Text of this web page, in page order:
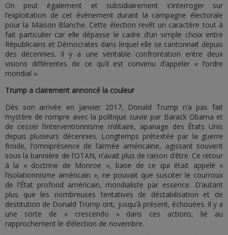
On peut également et subsidiairement s’interroger sur
l’exploitation de cet événement durant la campagne électorale
pour la Maison Blanche. Cette élection revêt un caractère tout à
fait particulier car elle dépasse le cadre d’un simple choix entre
Républicains et Démocrates dans lequel elle se cantonnait depuis
des décennies. Il y a une véritable confrontation entre deux
visions différentes de ce qu’il est convenu d’appeler « l’ordre
mondial ».
Trump a clairement annoncé la couleur
Dès son arrivée en janvier 2017, Donald Trump n’a pas fait
mystère de rompre avec la politique suivie par Barack Obama et
de cesser l’interventionnisme militaire, apanage des États Unis
depuis plusieurs décennies. Longtemps prétextée par la guerre
froide, l’omniprésence de l’armée américaine, agissant souvent
sous la bannière de l’OTAN, n’avait plus de raison d’être. Ce retour
à la « doctrine de Monroe », base de ce qui était appelé «
l’isolationnisme américain », ne pouvait que susciter le courroux
de l’État profond américain, mondialiste par essence. D’autant
plus que les nombreuses tentatives de déstabilisation et de
destitution de Donald Trump ont, jusqu’à présent, échouées. Il y a
une sorte de « crescendo » dans ces actions, lié au
rapprochement le d’élection de novembre.